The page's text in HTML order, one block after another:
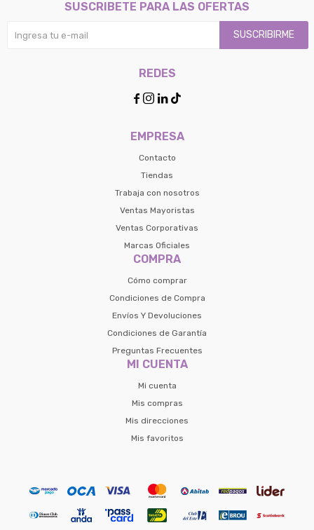
EMPRESA
Contacto
Tiendas
Trabaja con nosotros
Ventas Mayoristas
Ventas Corporativas
Marcas Oficiales
COMPRA
Cómo comprar
Condiciones de Compra
Envíos Y Devoluciones
Condiciones de Garantía
Preguntas Frecuentes
MI CUENTA
Mi cuenta
Mis compras
Mis direcciones
Mis favoritos
SUSCRIBETE PARA LAS OFERTAS
SUSCRIBIRME
REDES
   